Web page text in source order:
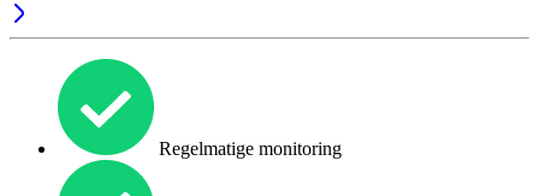
Regelmatige monitoring